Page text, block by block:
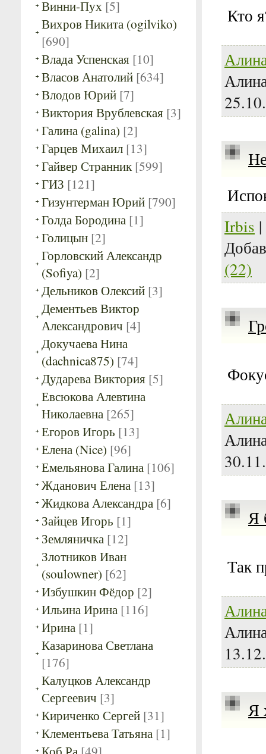
Винни-Пух [5]
Вихров Никита (ogilviko)
[690]
Влада Успенская [10]
Власов Анатолий [634]
Влодов Юрий [7]
Виктория Врублевская [3]
Галина (galina) [2]
Гарцев Михаил [13]
Гайвер Странник [599]
ГИЗ [121]
Гизунтерман Юрий [790]
Голда Бородина [1]
Голицын [2]
Горловский Александр
(Sofiya) [2]
Дельников Олексий [3]
Дементьев Виктор
Александрович [4]
Докучаева Нина
(dachnica875) [74]
Дударева Виктория [5]
Евсюкова Алевтина
Николаевна [265]
Егоров Игорь [13]
Елена (Nice) [96]
Емельянова Галина [106]
Жданович Елена [13]
Жидкова Александра [6]
Зайцев Игорь [1]
Земляничка [12]
Злотников Иван
(soulowner) [62]
Избушкин Фёдор [2]
Ильина Ирина [116]
Ирина [1]
Казаринова Светлана
[176]
Калуцков Александр
Сергеевич [3]
Кириченко Сергей [31]
Клементьева Татьяна [1]
Кто
Irbis
(22)
Я
Так
Я